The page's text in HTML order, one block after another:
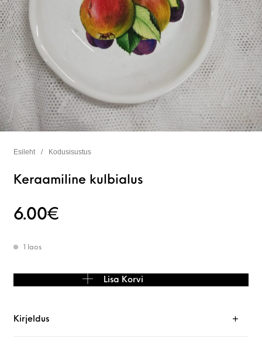
Esileht / Kodusisustus
Keraamiline kulbialus
6.00€
1 laos
Keraamiline kulbialus kogus
Lisa Korvi
Kirjeldus